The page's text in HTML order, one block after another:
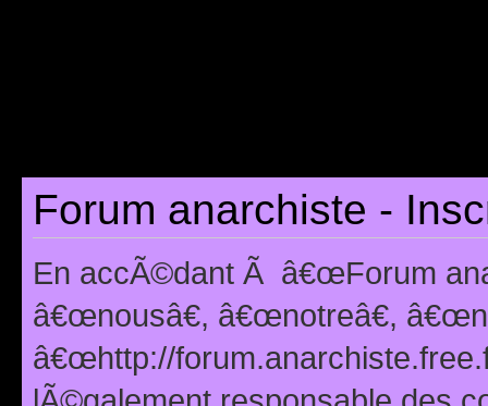
Forum anarchiste -
En accÃ©dant Ã â€œForum
â€œnousâ€, â€œnotreâ€,
â€œhttp://